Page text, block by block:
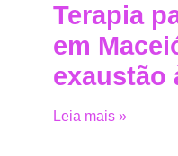
Terapia
em
exaustão
Leia mais »